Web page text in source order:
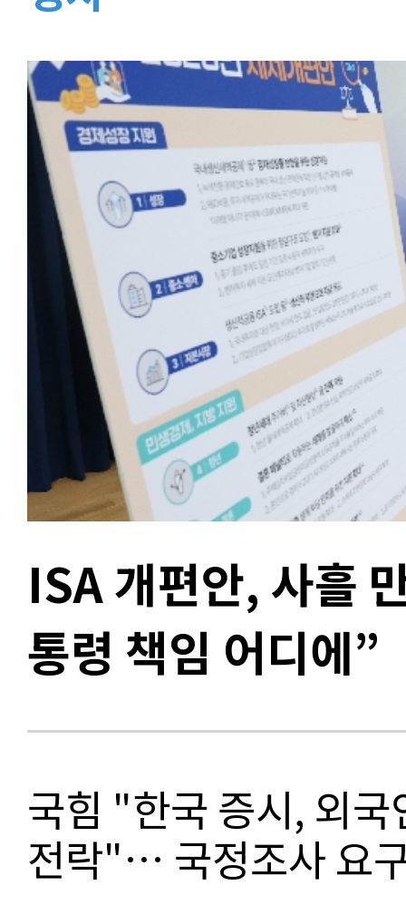
ISA 개편안, 사흘
통령 책임 어디에”
국힘 "한국 증시, 외
전락"… 국정조사 요